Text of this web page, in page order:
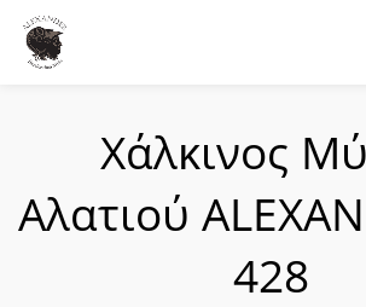
Χάλκινος
Αλατιού
428